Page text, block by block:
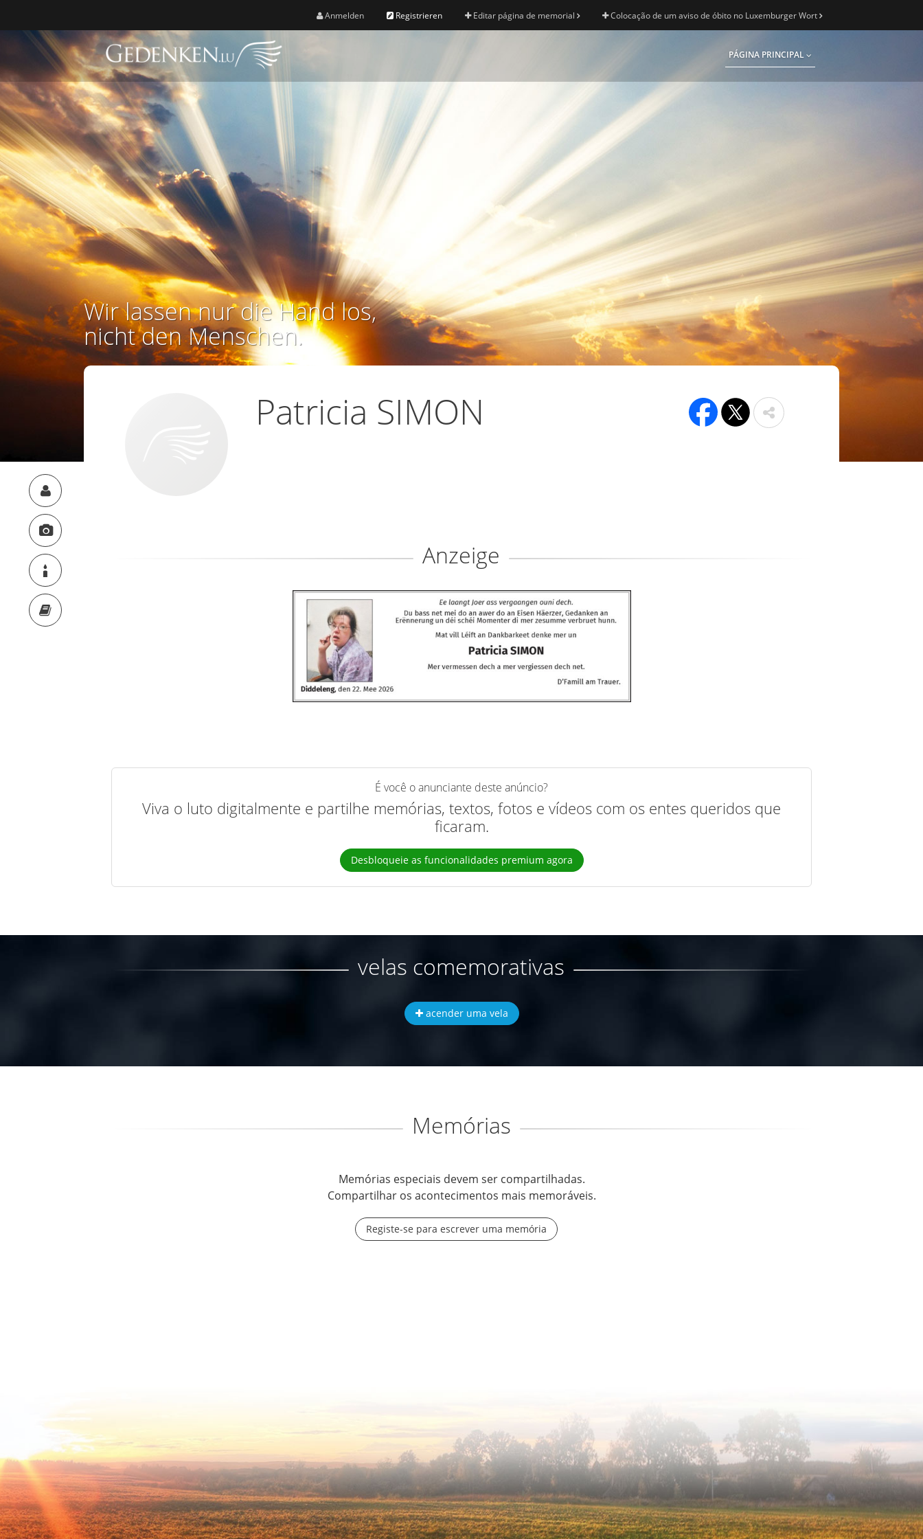
Anmelden Registrieren Editar página de memorial Colocação de um aviso de óbito no Luxemburger Wort
PÁGINA PRINCIPAL
Wir lassen nur die Hand los,
nicht den Menschen.
Patricia SIMON
Anzeige
É você o anunciante deste anúncio?
Viva o luto digitalmente e partilhe memórias, textos, fotos e vídeos com os entes queridos que
ficaram.
Desbloqueie as funcionalidades premium agora
velas comemorativas
acender uma vela
Memórias
Memórias especiais devem ser compartilhadas.
Compartilhar os acontecimentos mais memoráveis.
Registe-se para escrever uma memória